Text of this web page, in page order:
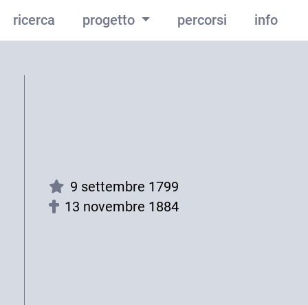
ricerca progetto percorsi info
9 settembre 1799
13 novembre 1884